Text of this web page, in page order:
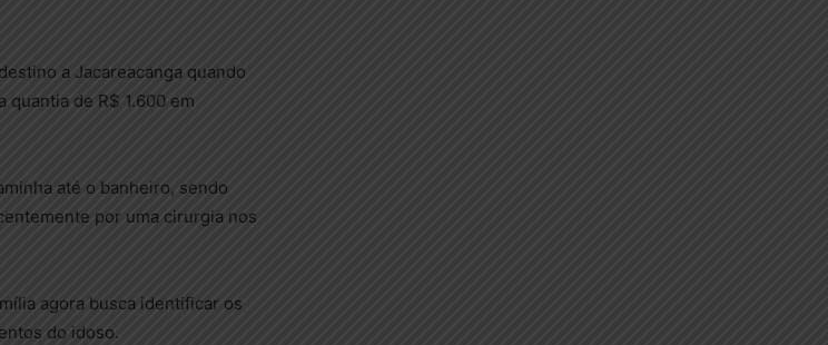
a Jacareacanga quando
de R$ 1.600 em
até o banheiro, sendo
por uma cirurgia nos
agora busca identificar os
do idoso.